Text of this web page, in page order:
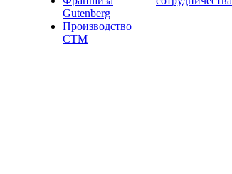
Gutenberg
Производство
СТМ